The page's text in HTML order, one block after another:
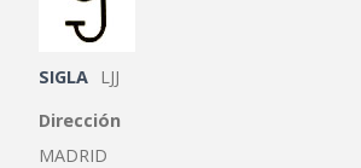
SIGLA LJJ
Dirección
MADRID